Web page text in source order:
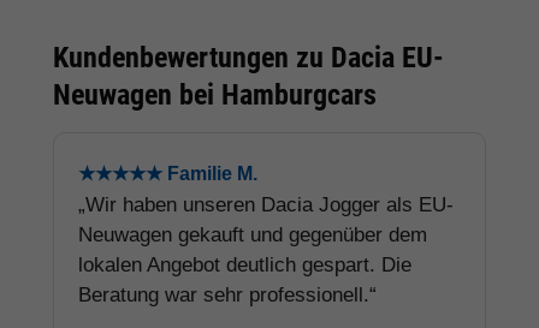
Kundenbewertungen zu Dacia EU-
Neuwagen bei Hamburgcars
★★★★★ Familie M.
„Wir haben unseren Dacia Jogger als EU-
Neuwagen gekauft und gegenüber dem
lokalen Angebot deutlich gespart. Die
Beratung war sehr professionell.“